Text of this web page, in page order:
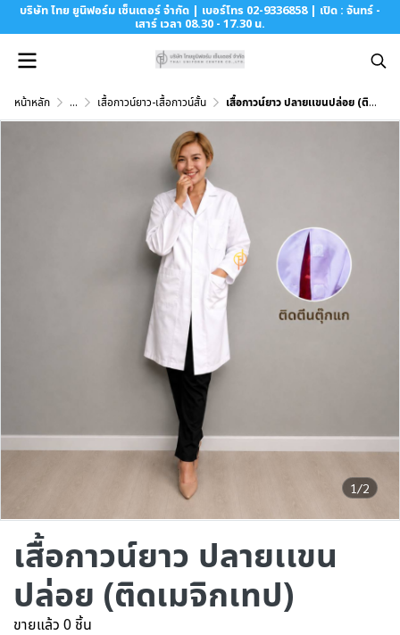
บริษัท ไทย ยูนิฟอร์ม เซ็นเตอร์ จำกัด | เบอร์โทร 02-9336858 | เปิด : จันทร์ -
เสาร์ เวลา 08.30 - 17.30 น.
หน้าหลัก ... เสื้อกาวน์ยาว-เสื้อกาวน์สั้น เสื้อกาวน์ยาว ปลายเเขนปล่อย (ติดเมจิกเทป)
1/2
เสื้อกาวน์ยาว ปลายเเขน
ปล่อย (ติดเมจิกเทป)
ขายแล้ว 0 ชิ้น